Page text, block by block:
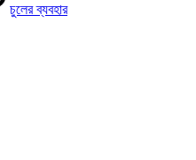
চুলের ব্যবহার